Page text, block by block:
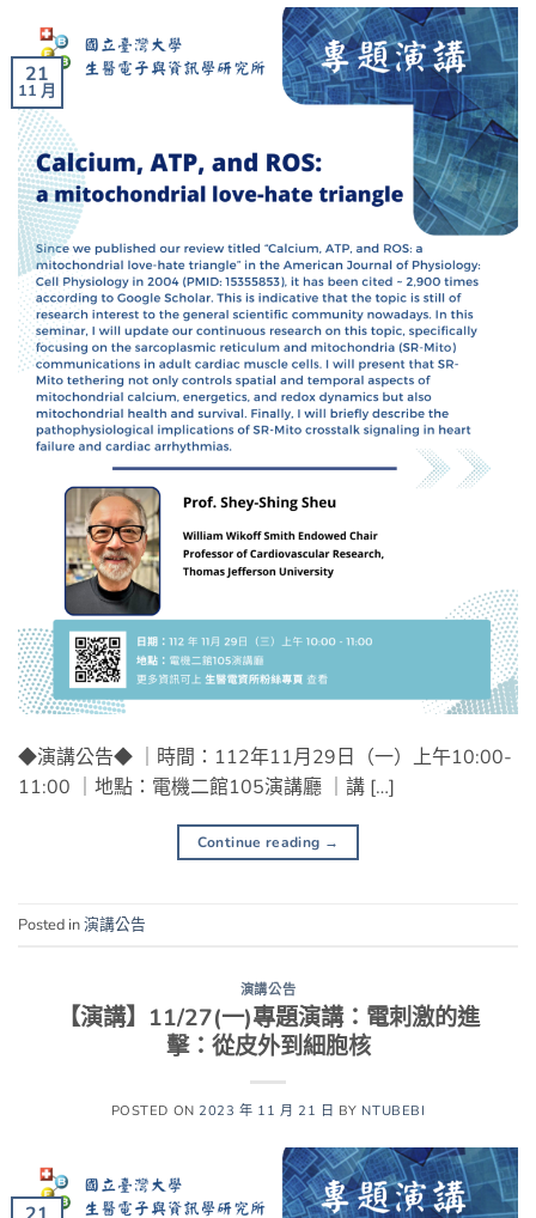
21
11 月
◆演講公告◆ ｜時間：112年11月29日（一）上午10:00-
11:00 ｜地點：電機二館105演講廳 ｜講 […]
Continue reading →
Posted in演講公告
演講公告
【演講】11/27(一)專題演講：電刺激的進
擊：從皮外到細胞核
POSTED ON 2023 年 11 月 21 日 BY NTUBEBI